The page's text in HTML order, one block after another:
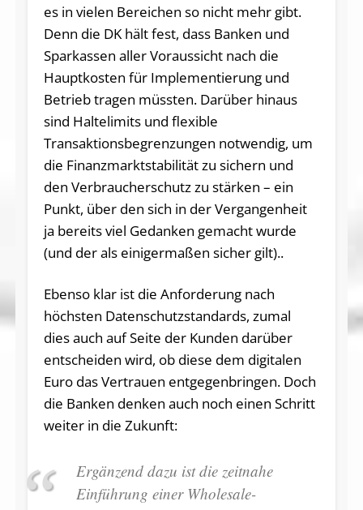
es in vielen Bereichen so nicht mehr gibt.
Denn die DK hält fest, dass Banken und
Sparkassen aller Voraussicht nach die
Hauptkosten für Implementierung und
Betrieb tragen müssten. Darüber hinaus
sind Haltelimits und flexible
Transaktionsbegrenzungen notwendig, um
die Finanzmarktstabilität zu sichern und
den Verbraucherschutz zu stärken – ein
Punkt, über den sich in der Vergangenheit
ja bereits viel Gedanken gemacht wurde
(und der als einigermaßen sicher gilt)..
Ebenso klar ist die Anforderung nach
höchsten Datenschutzstandards, zumal
dies auch auf Seite der Kunden darüber
entscheiden wird, ob diese dem digitalen
Euro das Vertrauen entgegenbringen. Doch
die Banken denken auch noch einen Schritt
weiter in die Zukunft:
Ergänzend dazu ist die zeitnahe
Einführung einer Wholesale-